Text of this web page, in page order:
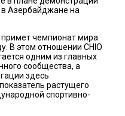
в Азербайджане на
чемпионат мира
В этом отношении CHIO
одним из главных
сообщества, а
здесь
растущего
спортивно-